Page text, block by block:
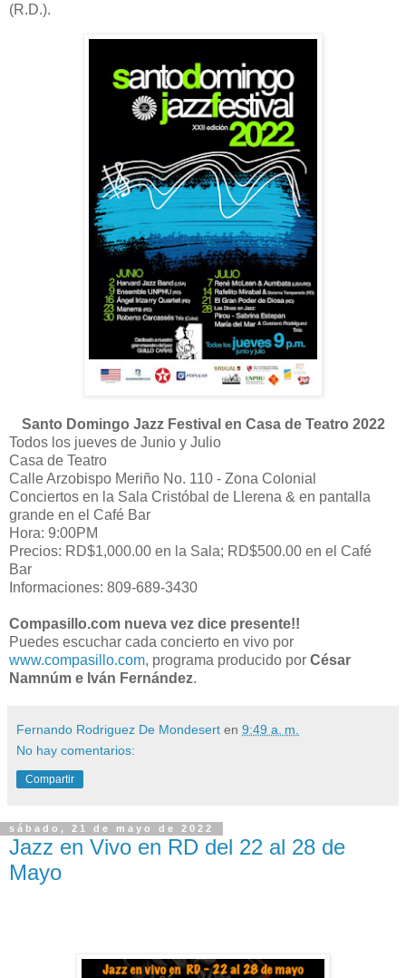
(R.D.).
Santo Domingo Jazz Festival en Casa de Teatro 2022
Todos los jueves de Junio y Julio
Casa de Teatro
Calle Arzobispo Meriño No. 110 - Zona Colonial
Conciertos en la Sala Cristóbal de Llerena & en pantalla
grande en el Café Bar
Hora: 9:00PM
Precios: RD$1,000.00 en la Sala; RD$500.00 en el Café
Bar
Informaciones: 809-689-3430
Compasillo.com nueva vez dice presente!!
Puedes escuchar cada concierto en vivo por
www.compasillo.com, programa producido por César
Namnúm e Iván Fernández.
Fernando Rodriguez De Mondesert en 9:49 a. m.
No hay comentarios:
Compartir
sábado, 21 de mayo de 2022
Jazz en Vivo en RD del 22 al 28 de
Mayo